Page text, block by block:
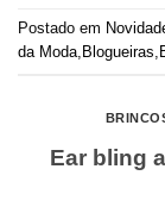
Postado em
da Moda Blogueiras
Ear bling